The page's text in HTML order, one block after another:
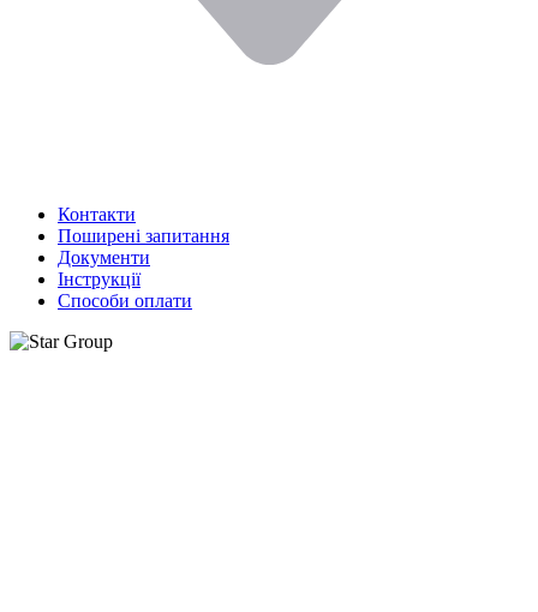
Контакти
Поширені запитання
Документи
Інструкції
Способи оплати